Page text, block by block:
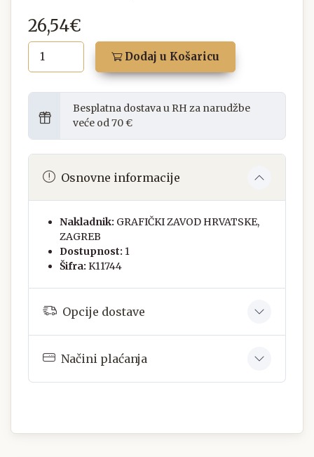
26,54€
Dodaj u Košaricu
Besplatna dostava u RH za narudžbe
veće od 70 €
Osnovne informacije
Nakladnik: GRAFIČKI ZAVOD HRVATSKE,
ZAGREB
Dostupnost: 1
Šifra: K11744
Opcije dostave
Načini plaćanja